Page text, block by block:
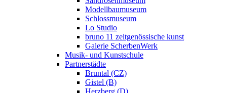
Modellbaumuseum
Schlossmuseum
Lo Studio
bruno 11 zeitgenössische kunst
Galerie ScherbenWerk
Musik- und Kunstschule
Partnerstädte
Bruntal (CZ)
Gistel (B)
Herzberg (D)